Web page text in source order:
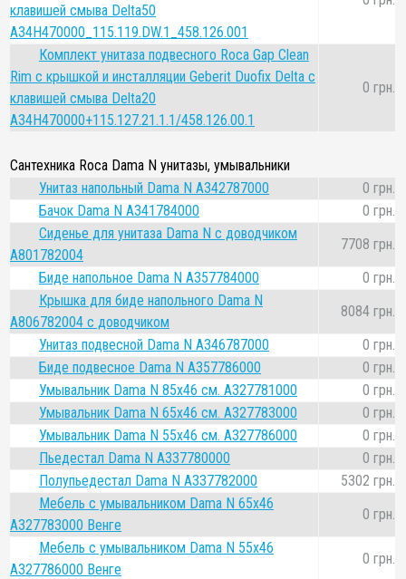
клавишей смыва Delta50
A34H470000_115.119.DW.1_458.126.001
Комплект унитаза подвесного Roca Gap Clean
Rim с крышкой и инсталляции Geberit Duofix Delta с
клавишей смыва Delta20
A34H470000+115.127.21.1.1/458.126.00.1
0 грн.
Сантехника Roca Dama N унитазы, умывальники
Унитаз напольный Dama N A342787000
0 грн.
Бачок Dama N A341784000
0 грн.
Сиденье для унитаза Dama N с доводчиком
A801782004
7708 грн.
Биде напольное Dama N A357784000
0 грн.
Крышка для биде напольного Dama N
A806782004 с доводчиком
8084 грн.
Унитаз подвесной Dama N A346787000
0 грн.
Биде подвесное Dama N A357786000
0 грн.
Умывальник Dama N 85х46 см. A327781000
0 грн.
Умывальник Dama N 65х46 см. A327783000
0 грн.
Умывальник Dama N 55х46 см. A327786000
0 грн.
Пьедестал Dama N A337780000
0 грн.
Полупьедестал Dama N A337782000
5302 грн.
Мебель с умывальником Dama N 65x46
A327783000 Венге
0 грн.
Мебель с умывальником Dama N 55x46
A327786000 Венге
0 грн.